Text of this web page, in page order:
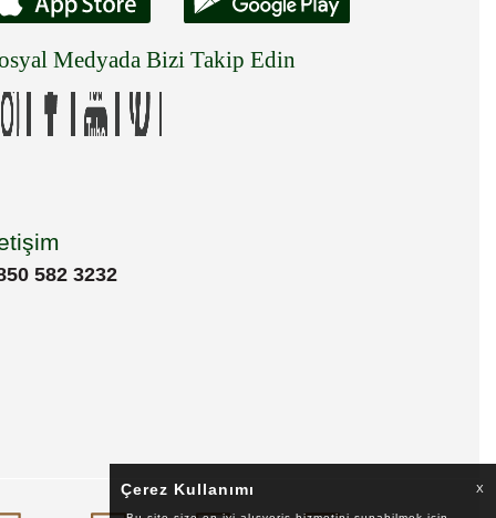
Medyada Bizi Takip Edin
582 3232
Çerez Kullanımı X